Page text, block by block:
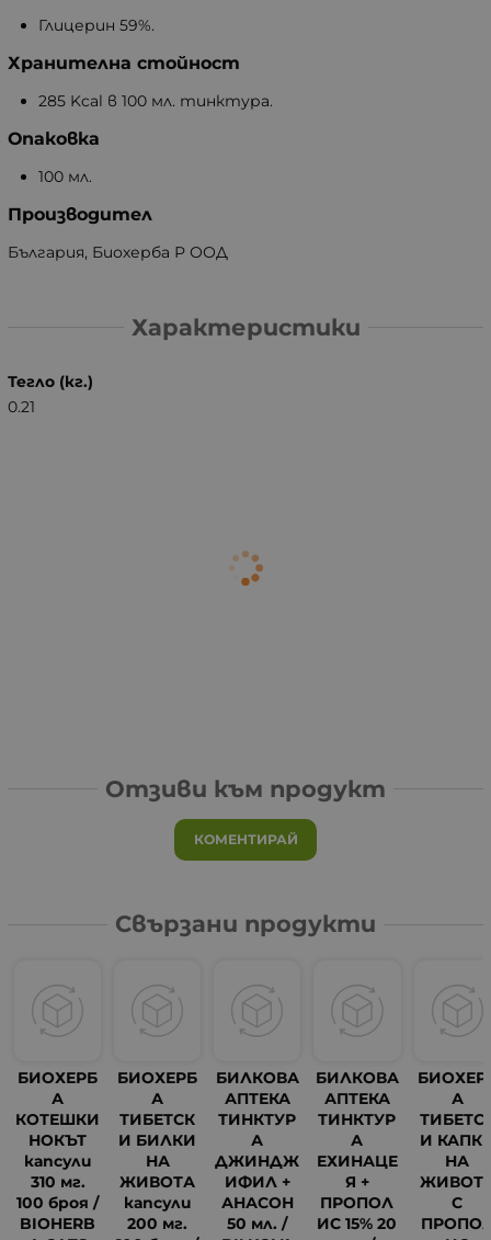
Глицерин 59%.
Хранителна стойност
285 Kcal в 100 мл. тинктура.
Опаковка
100 мл.
Производител
България, Биохерба Р ООД
Характеристики
Тегло (кг.)
0.21
Отзиви към продукт
КОМЕНТИРАЙ
Свързани продукти
БИОХЕРБ
А
КОТЕШКИ
НОКЪТ
капсули
310 мг.
100 броя /
BIOHERB
БИОХЕРБ
А
ТИБЕТСК
И БИЛКИ
НА
ЖИВОТА
капсули
200 мг.
БИЛКОВА
АПТЕКА
ТИНКТУР
А
ДЖИНДЖ
ИФИЛ +
АНАСОН
50 мл. /
БИЛКОВА
АПТЕКА
ТИНКТУР
А
ЕХИНАЦЕ
Я +
ПРОПОЛ
ИС 15% 20
А
И
НА
С